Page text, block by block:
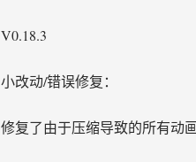
V0.18.3
小改动/错误修复：
修复了由于压缩导致的所有动